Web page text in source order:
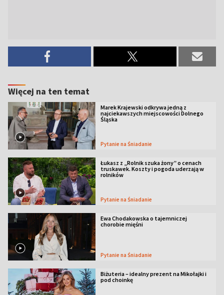
Więcej na ten temat
Marek Krajewski odkrywa jedną z
najciekawszych miejscowości Dolnego
Śląska
Pytanie na Śniadanie
Łukasz z „Rolnik szuka żony” o cenach
truskawek. Koszty i pogoda uderzają w
rolników
Pytanie na Śniadanie
Ewa Chodakowska o tajemniczej
chorobie mięśni
Pytanie na Śniadanie
Biżuteria – idealny prezent na Mikołajki i
pod choinkę